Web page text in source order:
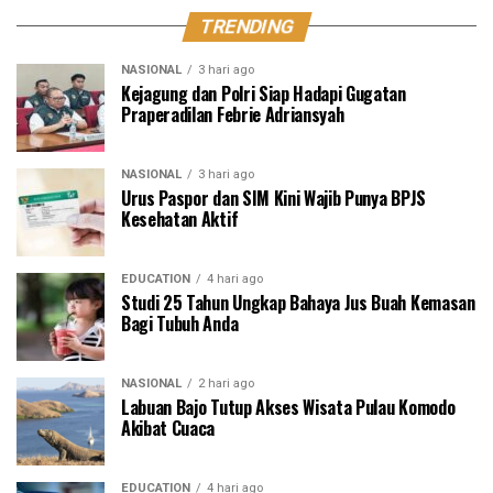
TRENDING
NASIONAL 3 hari ago
Kejagung dan Polri Siap Hadapi Gugatan
Praperadilan Febrie Adriansyah
NASIONAL 3 hari ago
Urus Paspor dan SIM Kini Wajib Punya BPJS
Kesehatan Aktif
EDUCATION 4 hari ago
Studi 25 Tahun Ungkap Bahaya Jus Buah Kemasan
Bagi Tubuh Anda
NASIONAL 2 hari ago
Labuan Bajo Tutup Akses Wisata Pulau Komodo
Akibat Cuaca
EDUCATION 4 hari ago